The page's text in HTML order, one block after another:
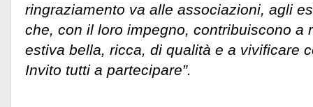
ringraziamento va alle associazioni, agli
che, con il loro impegno, contribuiscono a
estiva bella, ricca, di qualità e a vivificare
Invito tutti a partecipare”.